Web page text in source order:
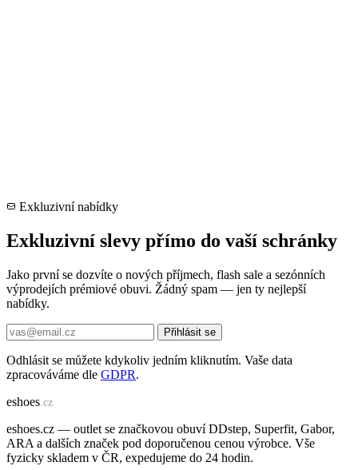
Exkluzivní nabídky
Exkluzivní slevy přímo do vaší schránky
Jako první se dozvíte o nových příjmech, flash sale a sezónních
výprodejích prémiové obuvi. Žádný spam — jen ty nejlepší
nabídky.
Přihlásit se
Odhlásit se můžete kdykoliv jedním kliknutím. Vaše data
zpracováváme dle GDPR.
eshoes .cz
eshoes.cz — outlet se značkovou obuví DDstep, Superfit, Gabor,
ARA a dalších značek pod doporučenou cenou výrobce. Vše
fyzicky skladem v ČR, expedujeme do 24 hodin.